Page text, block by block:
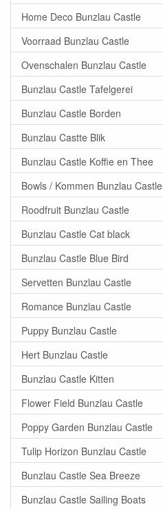
Home Deco Bunzlau Castle
Voorraad Bunzlau Castle
Ovenschalen Bunzlau Castle
Bunzlau Castle Tafelgerei
Bunzlau Castle Borden
Bunzlau Castte Blik
Bunzlau Castle Koffie en Thee
Bowls / Kommen Bunzlau Castle
Roodfruit Bunzlau Castle
Bunzlau Castle Cat black
Bunzlau Castle Blue Bird
Servetten Bunzlau Castle
Romance Bunzlau Castle
Puppy Bunzlau Castle
Hert Bunzlau Castle
Bunzlau Castle Kitten
Flower Field Bunzlau Castle
Poppy Garden Bunzlau Castle
Tulip Horizon Bunzlau Castle
Bunzlau Castle Sea Breeze
Bunzlau Castle Sailing Boats